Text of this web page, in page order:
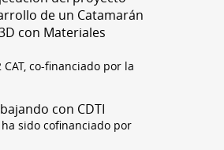
de un Catamarán
con Materiales
CAT, co-financiado por la
con CDTI
sido cofinanciado por